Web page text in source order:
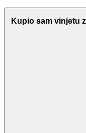
Kupio sam vinjetu